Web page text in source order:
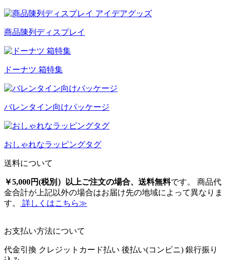
商品陳列ディスプレイ
ドーナツ 箱特集
バレンタイン向けパッケージ
おしゃれなラッピングタグ
送料について
￥5,000円(税別）以上ご注文の場合、送料無料です。 商品代
金合計が上記以外の場合はお届け先の地域によって異なりま
す。
詳しくはこちら≫
お支払い方法について
代金引換 クレジットカード払い 後払い(コンビニ) 銀行振り